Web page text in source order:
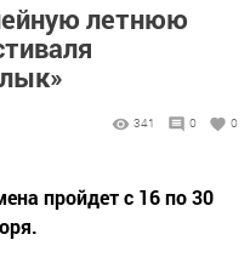
летнюю
341 0 0
пройдет с 16 по 30